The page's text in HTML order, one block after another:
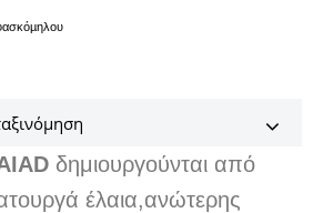
δημιουργούνται από
έλαια,ανώτερης